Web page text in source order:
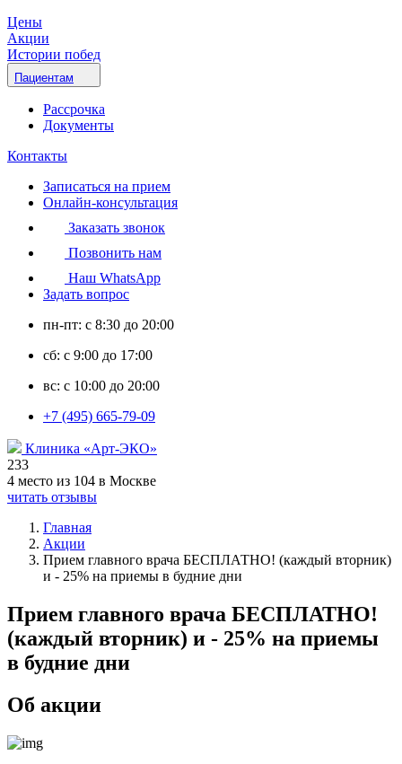
Цены
Акции
Истории побед
Пациентам
Рассрочка
Документы
Контакты
Записаться на прием
Онлайн-консультация
Заказать звонок
Позвонить нам
Наш WhatsApp
Задать вопрос
пн-пт: с 8:30 до 20:00
сб: с 9:00 до 17:00
вс: с 10:00 до 20:00
+7 (495) 665-79-09
Клиника «Арт-ЭКО»
233
4 место из 104 в Москве
читать отзывы
Главная
Акции
Прием главного врача БЕСПЛАТНО! (каждый вторник)
и - 25% на приемы в будние дни
Прием главного врача БЕСПЛАТНО!
(каждый вторник) и - 25% на приемы
в будние дни
Об акции